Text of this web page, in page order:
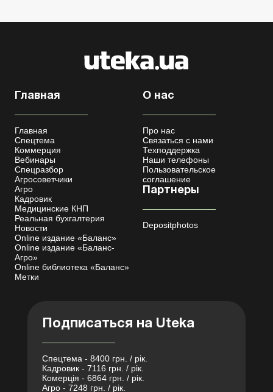
Главная
Главная
Спецтема
Коммерция
Вебинары
Спецразбор
Агросоветчики
Агро
Кадровик
Медицинские КНП
Реальная бухгалтерия
Новости
Online издание «Баланс»
Online издание «Баланс-
Агро»
Online библиотека «Баланс»
Метки
О нас
Про нас
Связаться с нами
Техподдержка
Наши телефоны
Пользовательское
соглашение
Партнеры
Depositphotos
Подписаться на Uteka
Спецтема - 8400 грн. / рік.
Кадровик - 7116 грн. / рік.
Комерція - 6864 грн. / рік.
Агро - 7248 грн. / рік.